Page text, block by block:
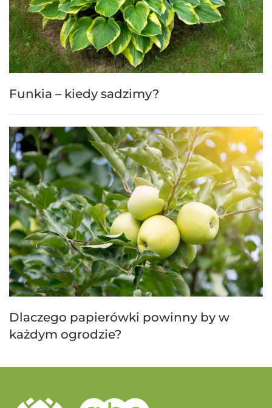
Funkia – kiedy sadzimy?
Dlaczego papierówki powinny by w
każdym ogrodzie?